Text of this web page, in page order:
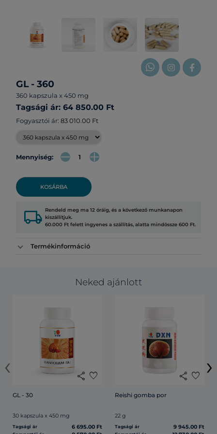
GL - 360
360 kapszula x 450 mg
Tagsági ár: 64 850.00 Ft
Fogyasztói ár: 83 010.00 Ft
Mennyiség:
KOSÁRBA
local_shipping Rendeld meg ma 12 óráig, és a következő munkanapon
kiszállítjuk.
60.000 Ft felett ingyenes a szállítás, alatta mindössze 600 Ft.
Termékinformáció
Neked ajánlott
share favorite
GL - 30
30 kapszula x 450 mg
Tagsági ár 6 695.00 Ft
share favorite
Reishi gomba por
22 g
Tagsági ár 9 945.00 Ft
‹ ›